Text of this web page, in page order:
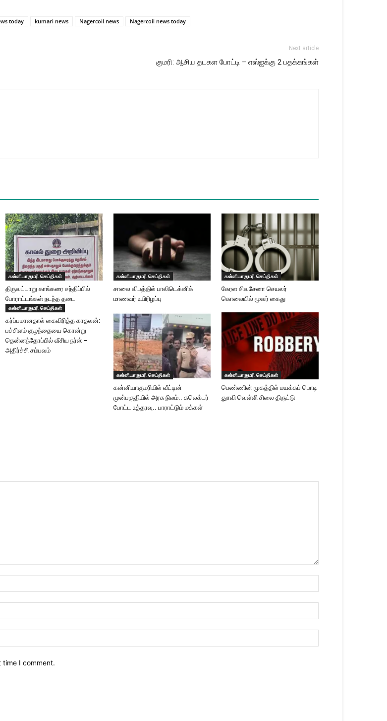
today kumari news Nagercoil news Nagercoil news today
Next article
குமரி: ஆசிய தடகள போட்டி – எஸ்ஐக்கு 2 பதக்கங்கள்
கன்னியாகுமரி செய்திகள்
திருவட்டாறு காங்கரை சந்திப்பில்
போராட்டங்கள் நடந்த தடை
கன்னியாகுமரி செய்திகள்
சாலை விபத்தில் பாலிடெக்னிக்
மாணவர் உயிரிழப்பு
கன்னியாகுமரி செய்திகள்
கேரள சிவசேனா செயலர்
கொலையில் மூவர் கைது
கன்னியாகுமரி செய்திகள்
கர்ப்பமானதால் கைவிரித்த காதலன்:
பச்சிளம் குழந்தையை கொன்று
தென்னந்தோப்பில் வீசிய நர்ஸ் –
அதிர்ச்சி சம்பவம்
கன்னியாகுமரி செய்திகள்
கன்னியாகுமரியில் வீட்டின்
முன்பகுதியில் அரசு நிலம்.. கலெக்டர்
போட்ட உத்தரவு.. பாராட்டும் மக்கள்
கன்னியாகுமரி செய்திகள்
பெண்ணின் முகத்தில் மயக்கப் பொடி
துாவி வெள்ளி சிலை திருட்டு
time I comment.